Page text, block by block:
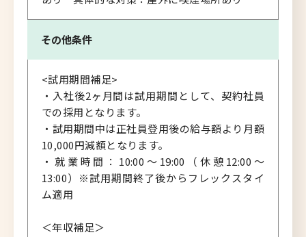
その他条件
<試用期間補足>
・入社後2ヶ月間は試用期間として、契約社員
での採用となります。
・試用期間中は正社員登用後の給与額より月額
10,000円減額となります。
・就業時間：10:00〜19:00（休憩12:00〜
13:00）※試用期間終了後からフレックスタイ
ム適用
＜年収補足＞